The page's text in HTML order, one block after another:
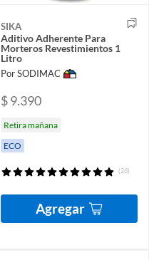
SIKA
Aditivo Adherente Para
Morteros Revestimientos 1
Litro
Por SODIMAC
$ 9.390
Retira mañana
ECO
(26)
Agregar